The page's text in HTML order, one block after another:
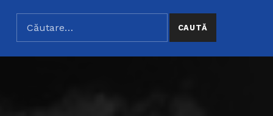
SEARCH THE SITE
Caută după: